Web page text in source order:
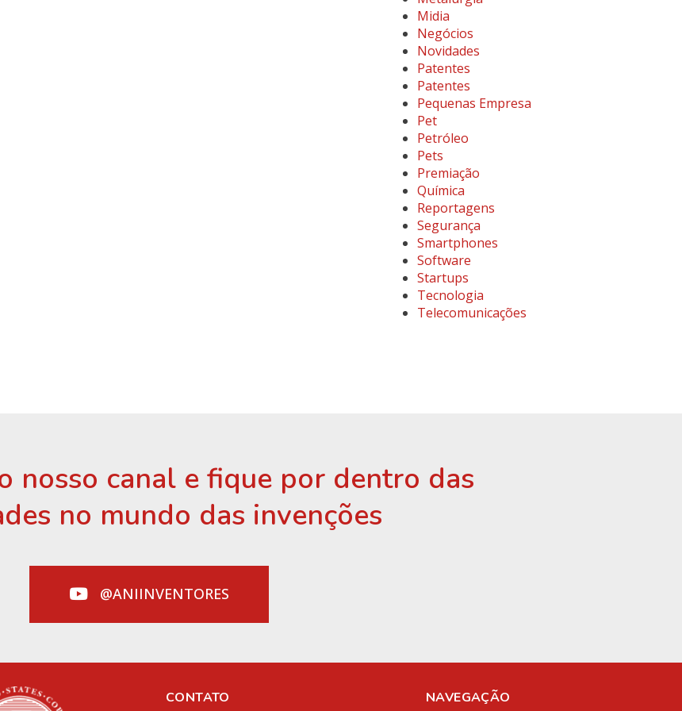
Midia
Negócios
Novidades
Patentes
Patentes
Pequenas Empresa
Pet
Petróleo
Pets
Premiação
Química
Reportagens
Segurança
Smartphones
Software
Startups
Tecnologia
Telecomunicações
nosso canal e fique por dentro das
no mundo das invenções
@ANIINVENTORES
CONTATO NAVEGAÇÃO